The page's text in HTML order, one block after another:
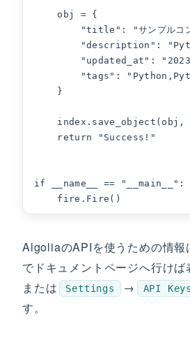
    obj = {
"title": "サンプルコ
"description":
"updated_at":
"tags":
    }
    return "Success!"
if __name__ == "__main__":
    fire.Fire()
AlgoliaのAPIを使うための情報
でドキュメントページへ行けば
または
Settings → API Keys
す。